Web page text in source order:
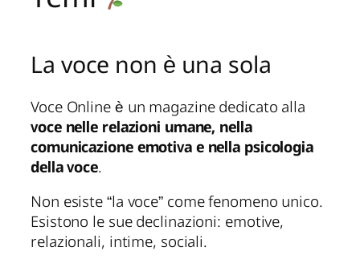
La voce non è una sola
Voce Online è un magazine dedicato alla
voce nelle relazioni umane, nella
comunicazione emotiva e nella psicologia
della voce.
Non esiste “la voce” come fenomeno unico.
Esistono le sue declinazioni: emotive,
relazionali, intime, sociali.